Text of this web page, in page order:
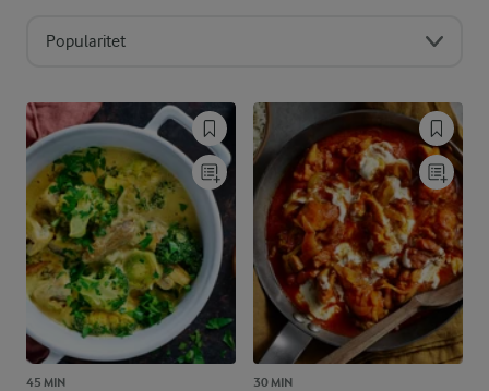
Popularitet
45 MIN 30 MIN